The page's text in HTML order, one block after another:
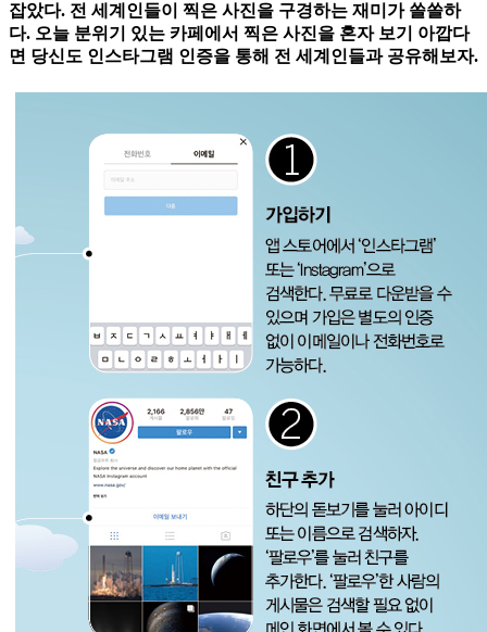
잡았다. 전 세계인들이 찍은 사진을 구경하는 재미가 쏠쏠하
다. 오늘 분위기 있는 카페에서 찍은 사진을 혼자 보기 아깝다
면 당신도 인스타그램 인증을 통해 전 세계인들과 공유해보자.